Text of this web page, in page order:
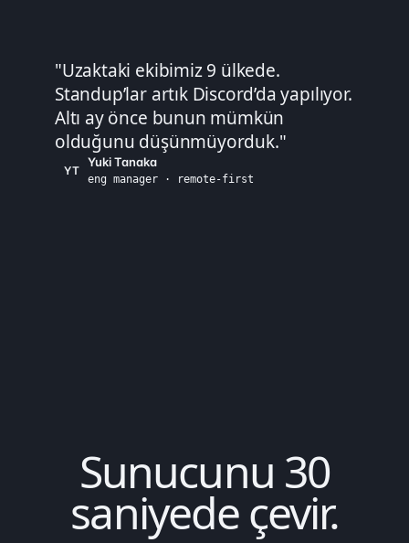
"Uzaktaki ekibimiz 9 ülkede.
Standup’lar artık Discord’da yapılıyor.
Altı ay önce bunun mümkün
olduğunu düşünmüyorduk."
YT
Yuki Tanaka
eng manager · remote-first
Sunucunu 30
saniyedeçevir.